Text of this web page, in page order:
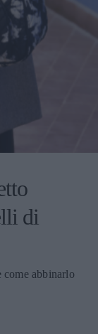
di
come abbinarlo